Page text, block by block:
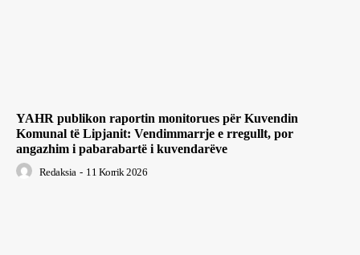
YAHR publikon raportin monitorues për Kuvendin
Komunal të Lipjanit: Vendimmarrje e rregullt, por
angazhim i pabarabartë i kuvendarëve
Redaksia - 11 Korrik 2026